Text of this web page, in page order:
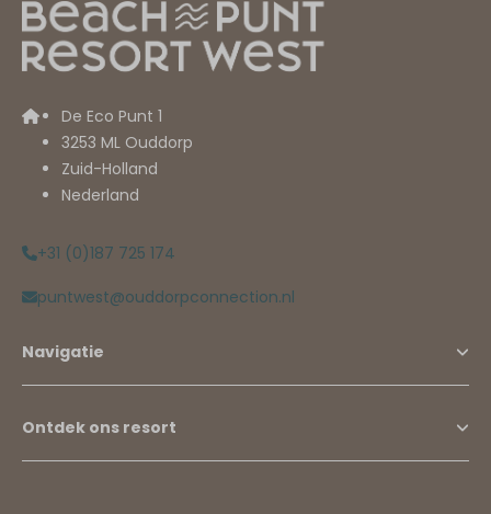
De Eco Punt 1
3253 ML Ouddorp
Zuid-Holland
Nederland
+31 (0)187 725 174
puntwest@ouddorpconnection.nl
Navigatie
Ontdek ons resort